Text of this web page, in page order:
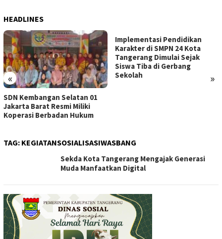
HEADLINES
« »
SDN Kembangan Selatan 01
Jakarta Barat Resmi Miliki
Koperasi Berbadan Hukum
Implementasi Pendidikan
Karakter di SMPN 24 Kota
Tangerang Dimulai Sejak
Siswa Tiba di Gerbang
Sekolah
TAG: KEGIATANSOSIALISASIWASBANG
Sekda Kota Tangerang Mengajak Generasi
Muda Manfaatkan Digital